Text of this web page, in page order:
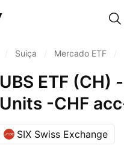
Suiça Mercado ETF
UBS ETF (CH)
Units -CHF
SIX Swiss Exchange